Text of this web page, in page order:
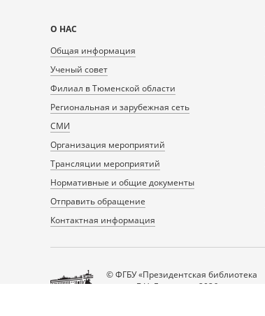
Карта
сайта
О НАС
Общая информация
Ученый совет
Филиал в Тюменской области
Региональная и зарубежная сеть
СМИ
Организация мероприятий
Трансляции мероприятий
Нормативные и общие документы
Отправить обращение
Контактная информация
© ФГБУ «Президентская библиотека
имени Б.Н. Ельцина», 2026